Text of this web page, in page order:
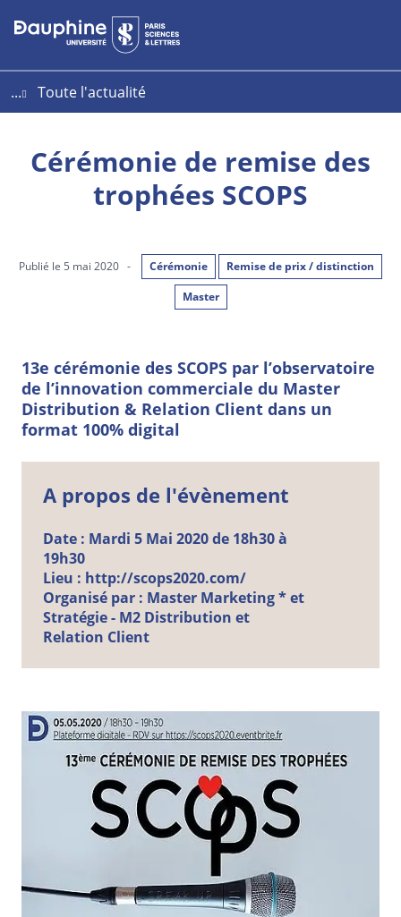
Aller
au
Aller
au
Plan
du
...
Toute l'actualité
Cérémonie de remise des
trophées SCOPS
Publié le 5 mai 2020 - Cérémonie
Remise de prix / distinction
Master
13e cérémonie des SCOPS par l’observatoire
de l’innovation commerciale du Master
Distribution & Relation Client dans un
format 100% digital
A propos de l'évènement
Date : Mardi 5 Mai 2020 de 18h30 à
19h30
Lieu : http://scops2020.com/
Organisé par : Master Marketing *et
Stratégie - M2 Distribution et
Relation Client